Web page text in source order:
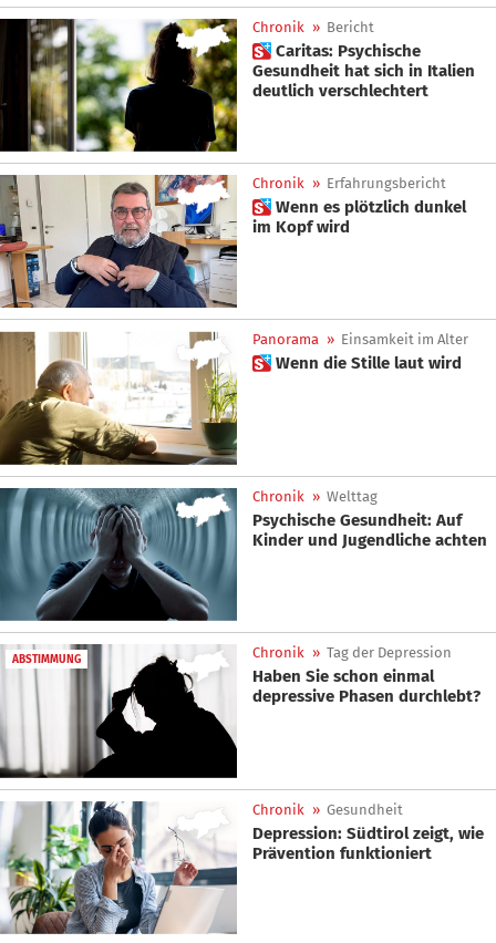
Chronik » Bericht
 Caritas: Psychische
Gesundheit hat sich in Italien
deutlich verschlechtert
Chronik » Erfahrungsbericht
 Wenn es plötzlich dunkel
im Kopf wird
Panorama » Einsamkeit im Alter
 Wenn die Stille laut wird
Chronik » Welttag
Psychische Gesundheit: Auf
Kinder und Jugendliche achten
ABSTIMMUNG Chronik » Tag der Depression
Haben Sie schon einmal
depressive Phasen durchlebt?
Chronik » Gesundheit
Depression: Südtirol zeigt, wie
Prävention funktioniert